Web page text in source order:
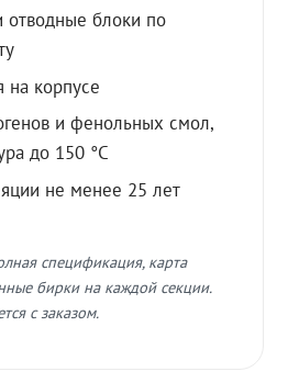
отводные блоки по
на корпусе
и фенольных смол,
до 150 °C
не менее 25 лет
спецификация, карта
бирки на каждой секции.
с заказом.